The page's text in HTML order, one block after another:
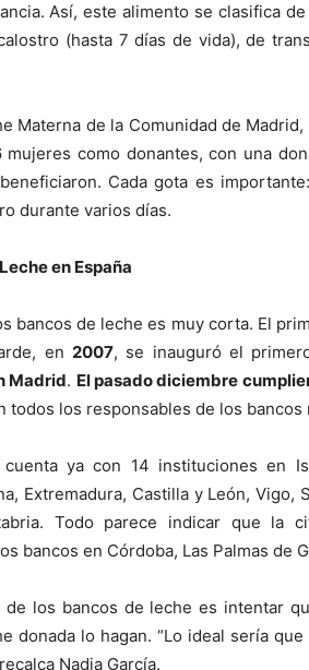
Así, este alimento se clasifica
(hasta 7 días de vida), de
Materna de la Comunidad de
como donantes, con una
Cada gota es
durante varios días.
en España
bancos de leche es muy corta. El
en2007, se inauguró el
Madrid. El pasado diciembre
todos los responsables de los
ya con 14 instituciones en
Extremadura, Castilla y León, Vigo,
Todo parece indicar que la
bancos en Córdoba, Las Palmas de
de los bancos de leche es intentar
donada lo hagan. “Lo ideal sería
Nadia García.